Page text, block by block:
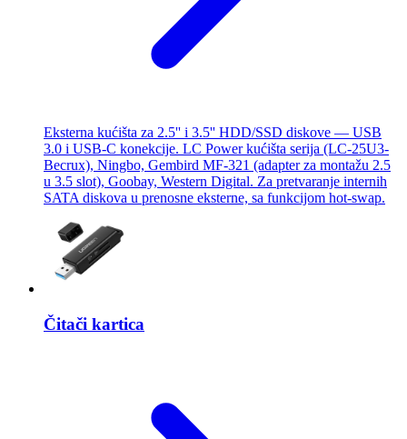
Eksterna kućišta za 2.5'' i 3.5'' HDD/SSD diskove — USB
3.0 i USB-C konekcije. LC Power kućišta serija (LC-25U3-
Becrux), Ningbo, Gembird MF-321 (adapter za montažu 2.5
u 3.5 slot), Goobay, Western Digital. Za pretvaranje internih
SATA diskova u prenosne eksterne, sa funkcijom hot-swap.
Čitači kartica